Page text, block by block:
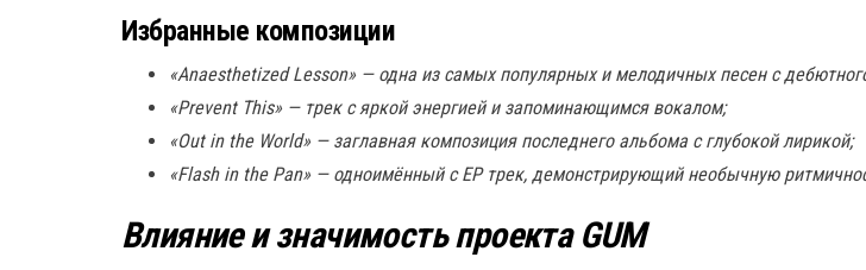
Избранные композиции
«Anaesthetized Lesson» — одна из самых популярных и мелодичных песен с
«Prevent This» — трек с яркой энергией и запоминающимся вокалом;
«Out in the World» — заглавная композиция последнего альбома с глубокой лирикой;
«Flash in the Pan» — одноимённый с EP трек, демонстрирующий необычную
Влияние и значимость проекта GUM